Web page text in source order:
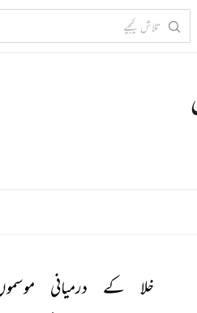
خلا کے درمیانی